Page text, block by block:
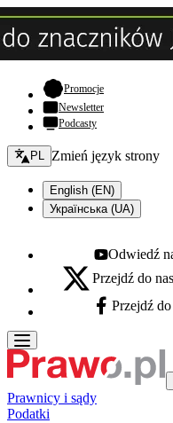
Promocje- otwiera się w
Newsletter
Podcasty
Zmień język - bieżący:
PL Zmień język strony
English (EN)
Українська (UA)
Youtube - otwiera
Odwiedź
X - otwiera się w nowej
Przejdź do
Facebook -
Przejdź
Prawnicy i sądy
Podatki